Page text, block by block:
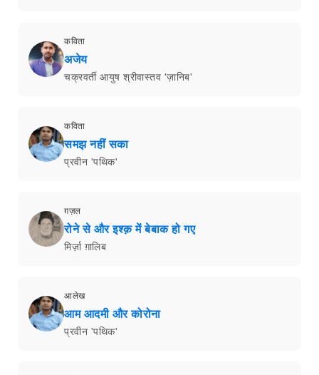
कविता
अजेय
चक्रवर्ती आयुष श्रीवास्तव 'ज़ानिब'
कविता
समझ नहीं सका
प्रवीन 'पथिक'
ग़ज़ल
रोने से और इश्क़ में बेबाक हो गए
मिर्ज़ा ग़ालिब
आलेख
आम आदमी और कोरोना
प्रवीन 'पथिक'